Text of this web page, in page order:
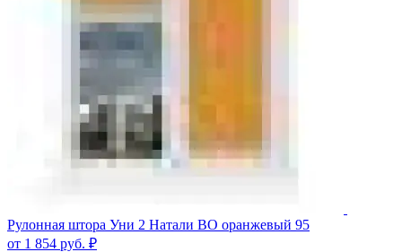
Рулонная штора Уни 2 Натали ВО оранжевый 95
от 1 854 руб. ₽